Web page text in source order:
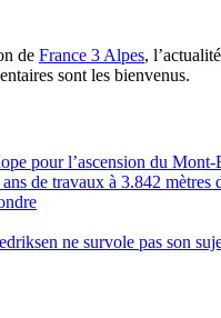
de France 3 Alpes,
sont les bienvenus.
pour l’ascension du
de travaux à 3.842 mètres
ne survole pas son